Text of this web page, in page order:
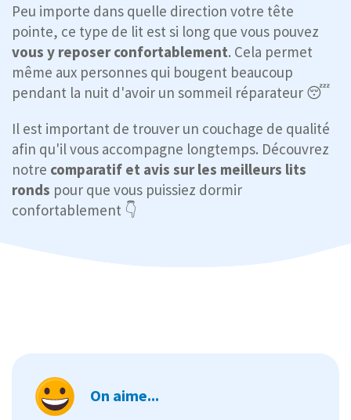
Peu importe dans quelle direction votre tête
pointe, ce type de lit est si long que vous pouvez
vous y reposer confortablement. Cela permet
même aux personnes qui bougent beaucoup
pendant la nuit d'avoir un sommeil réparateur 😴
Il est important de trouver un couchage de qualité
afin qu'il vous accompagne longtemps. Découvrez
notre comparatif et avis sur les meilleurs lits
ronds pour que vous puissiez dormir
confortablement 👇
On aime...